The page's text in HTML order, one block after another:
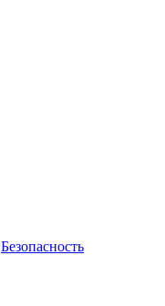
Безопасность